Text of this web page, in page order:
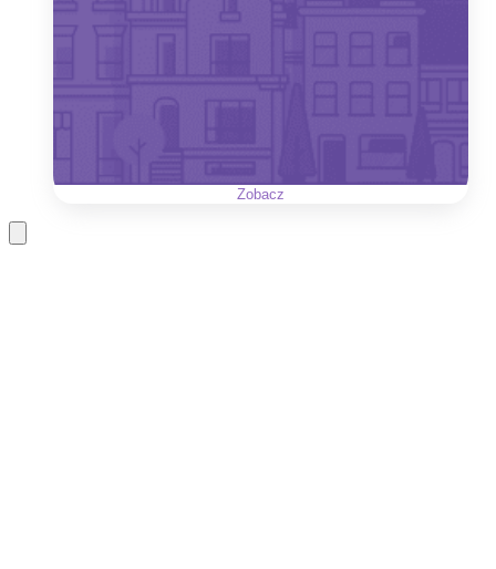
Zobacz